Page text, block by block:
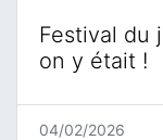
Festival du
on y était !
04/02/2026